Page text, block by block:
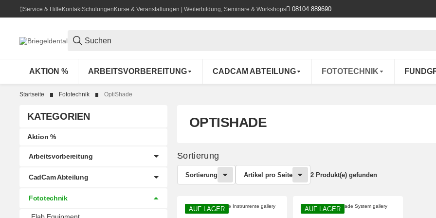
Service & HilfeKontaktSchulungenKurse & Veranstaltungen | Weiterbildung, Seminare & Workshops 08104 889690
AKTION % ARBEITSVORBEREITUNG CADCAM ABTEILUNG FOTOTECHNIK
Startseite Fototechnik OptiShade
OPTISHADE
Sortierung
Sortierung Artikel pro Seite 2 Produkt(e) gefunden
AUF LAGER AUF LAGER
KATEGORIEN
Aktion %
Arbeitsvorbereitung
CadCam Abteilung
Fototechnik
Elab Equipment